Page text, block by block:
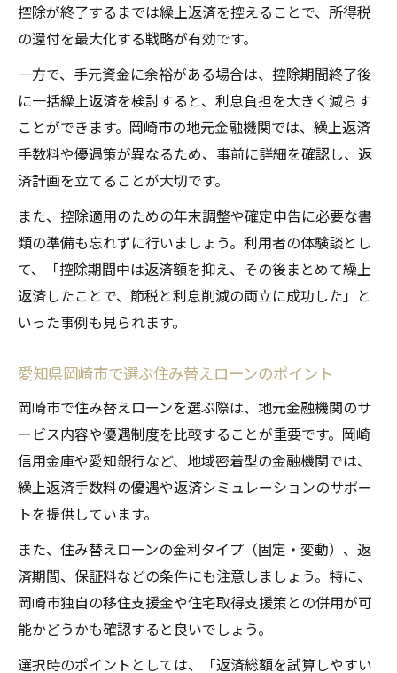
控除が終了するまでは繰上返済を控えることで、所得税
の還付を最大化する戦略が有効です。
一方で、手元資金に余裕がある場合は、控除期間終了後
に一括繰上返済を検討すると、利息負担を大きく減らす
ことができます。岡崎市の地元金融機関では、繰上返済
手数料や優遇策が異なるため、事前に詳細を確認し、返
済計画を立てることが大切です。
また、控除適用のための年末調整や確定申告に必要な書
類の準備も忘れずに行いましょう。利用者の体験談とし
て、「控除期間中は返済額を抑え、その後まとめて繰上
返済したことで、節税と利息削減の両立に成功した」と
いった事例も見られます。
愛知県岡崎市で選ぶ住み替えローンのポイント
岡崎市で住み替えローンを選ぶ際は、地元金融機関のサ
ービス内容や優遇制度を比較することが重要です。岡崎
信用金庫や愛知銀行など、地域密着型の金融機関では、
繰上返済手数料の優遇や返済シミュレーションのサポー
トを提供しています。
また、住み替えローンの金利タイプ（固定・変動）、返
済期間、保証料などの条件にも注意しましょう。特に、
岡崎市独自の移住支援金や住宅取得支援策との併用が可
能かどうかも確認すると良いでしょう。
選択時のポイントとしては、「返済総額を試算しやすい